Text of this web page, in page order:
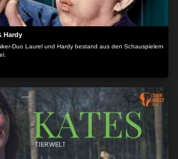
Hardy
Duo Laurel und Hardy bestand aus den Schauspielern